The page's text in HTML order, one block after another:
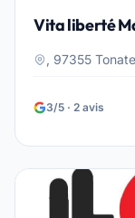
Vita liberté
, 97355
3/5 · 2 avis